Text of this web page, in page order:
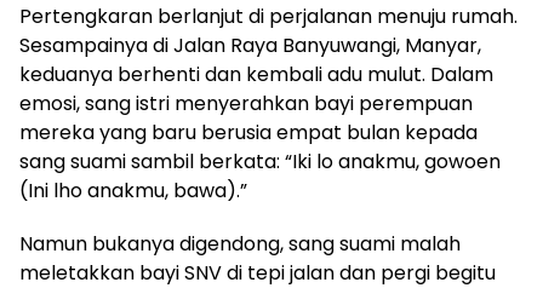
Pertengkaran berlanjut di perjalanan menuju rumah.
Sesampainya di Jalan Raya Banyuwangi, Manyar,
keduanya berhenti dan kembali adu mulut. Dalam
emosi, sang istri menyerahkan bayi perempuan
mereka yang baru berusia empat bulan kepada
sang suami sambil berkata: “Iki lo anakmu, gowoen
(Ini lho anakmu, bawa).”
Namun bukanya digendong, sang suami malah
meletakkan bayi SNV di tepi jalan dan pergi begitu